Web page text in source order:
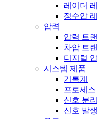
레이더
정수압
압력
압력 트
차압 트
디지털
시스템 제품
기록계
프로세스
신호 분리
신호 발생